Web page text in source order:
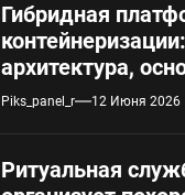
Гибридная
контейнеризации:
архитектура,
компоненты и
Piks_panel_r 12 Июня 2026
Ритуальная